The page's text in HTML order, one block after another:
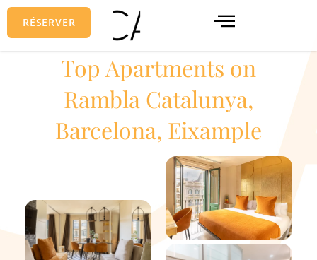
Aller
contenu
RÉSERVER
Top Apartments on
Rambla Catalunya,
Barcelona, Eixample